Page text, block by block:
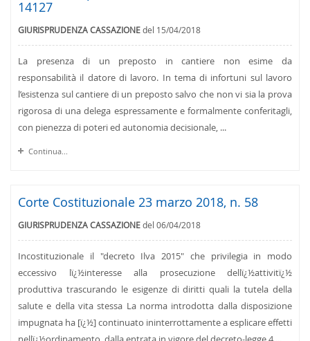
14127
GIURISPRUDENZA CASSAZIONEdel 15/04/2018
La presenza di un preposto in cantiere non esime da
responsabilità il datore di lavoro. In tema di infortuni sul lavoro
l’esistenza sul cantiere di un preposto salvo che non vi sia la prova
rigorosa di una delega espressamente e formalmente conferitagli,
con pienezza di poteri ed autonomia decisionale, ...
Continua...
Corte Costituzionale 23 marzo 2018, n. 58
GIURISPRUDENZA CASSAZIONEdel 06/04/2018
Incostituzionale il "decreto Ilva 2015" che privilegia in modo
eccessivo lï¿½interesse alla prosecuzione dellï¿½attivitï¿½
produttiva trascurando le esigenze di diritti quali la tutela della
salute e della vita stessa La norma introdotta dalla disposizione
impugnata ha [ï¿½] continuato ininterrottamente a esplicare effetti